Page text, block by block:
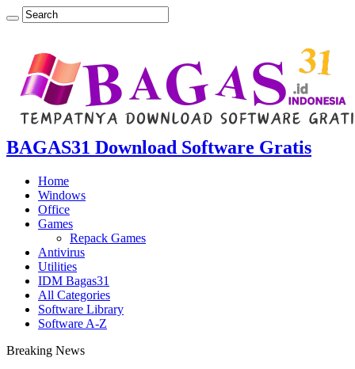
BAGAS31 Download Software Gratis
Home
Windows
Office
Games
Repack Games
Antivirus
Utilities
IDM Bagas31
All Categories
Software Library
Software A-Z
Breaking News